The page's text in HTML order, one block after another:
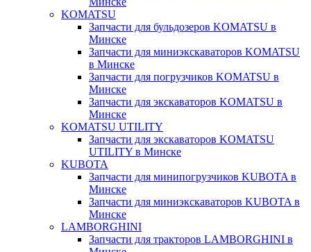
KOMATSU
Запчасти для бульдозеров KOMATSU в
Минске
Запчасти для миниэкскаваторов KOMATSU
в Минске
Запчасти для погрузчиков KOMATSU в
Минске
Запчасти для экскаваторов KOMATSU в
Минске
KOMATSU UTILITY
Запчасти для экскаваторов KOMATSU
UTILITY в Минске
KUBOTA
Запчасти для минипогрузчиков KUBOTA в
Минске
Запчасти для миниэкскаваторов KUBOTA в
Минске
LAMBORGHINI
Запчасти для тракторов LAMBORGHINI в